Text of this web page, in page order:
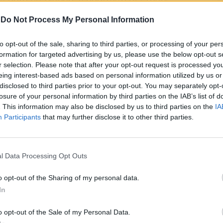
Do Not Process My Personal Information
opt-out of the sale, sharing to third parties, or processing of your
for targeted advertising by us, please use the below opt-out
selection. Please note that after your opt-out request is processed
interest-based ads based on personal information utilized by us
to third parties prior to your opt-out. You may separately
of your personal information by third parties on the IAB’s list of
This information may also be disclosed by us to third parties on the
Participants that may further disclose it to other third parties.
Data Processing Opt Outs
opt-out of the Sharing of my personal data.
opt-out of the Sale of my Personal Data.
stati interessamenti e contatti con il
è stato già dal 1994 al 1999,
esiti ammirevoli, e pensiamo fra l'altro
in Cina e in Giappone, contraddistinte da
trionfali. Dal capoluogo toscano
a Roma su invito del maestro Giuseppe
sarebbe toccata la rifondazione artistica
opera se una sorta di complotto
Ma anche l'Arena di Verona
ora il soprintendente non ha escluso
certo che il colloquio odierno con il
sarà determinante per segnare i
Veltroni sono uomini ponderati,
Rudy Giuliani a Come States?
Trump, Meloni e la strategia
americana